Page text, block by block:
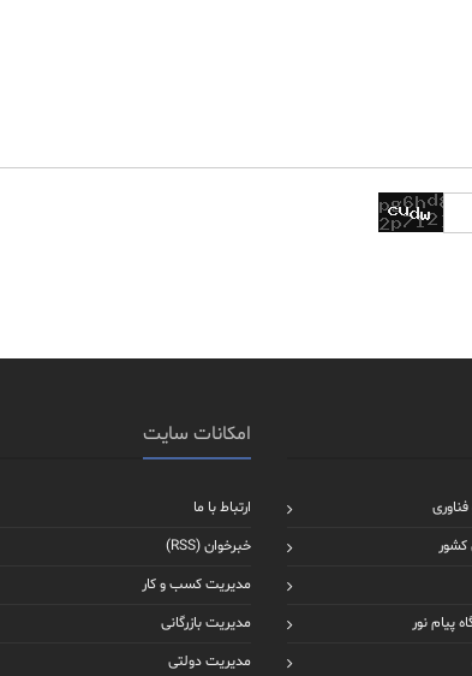
پیام نور
امکانات سایت
ارتباط با ما
خبرخوان (RSS)
مدیریت کسب و کار
مدیریت بازرگانی
مدیریت دولتی